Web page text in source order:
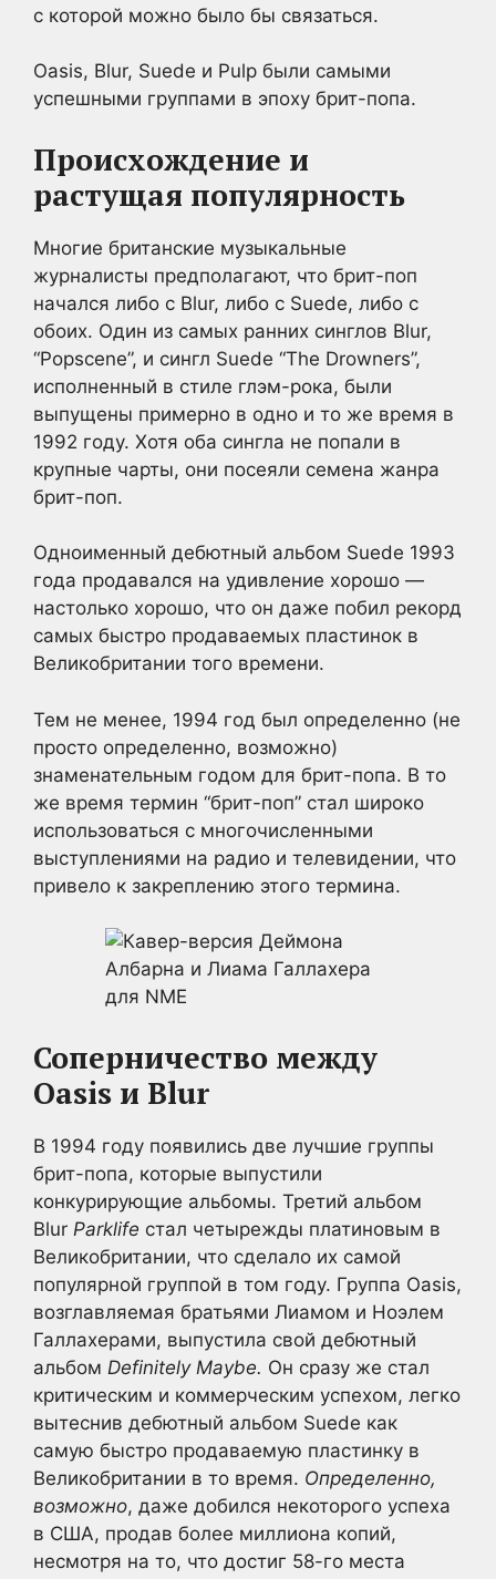
с которой можно было бы связаться.
Oasis, Blur, Suede и Pulp были самыми
успешными группами в эпоху брит-попа.
Происхождение и
растущая популярность
Многие британские музыкальные
журналисты предполагают, что брит-поп
начался либо с Blur, либо с Suede, либо с
обоих. Один из самых ранних синглов Blur,
“Popscene”, и сингл Suede “The Drowners”,
исполненный в стиле глэм-рока, были
выпущены примерно в одно и то же время в
1992 году. Хотя оба сингла не попали в
крупные чарты, они посеяли семена жанра
брит-поп.
Одноименный дебютный альбом Suede 1993
года продавался на удивление хорошо —
настолько хорошо, что он даже побил рекорд
самых быстро продаваемых пластинок в
Великобритании того времени.
Тем не менее, 1994 год был определенно (не
просто определенно, возможно)
знаменательным годом для брит-попа. В то
же время термин “брит-поп” стал широко
использоваться с многочисленными
выступлениями на радио и телевидении, что
привело к закреплению этого термина.
Соперничество между
Oasis и Blur
В 1994 году появились две лучшие группы
брит-попа, которые выпустили
конкурирующие альбомы. Третий альбом
Blur Parklife стал четырежды платиновым в
Великобритании, что сделало их самой
популярной группой в том году. Группа Oasis,
возглавляемая братьями Лиамом и Ноэлем
Галлахерами, выпустила свой дебютный
альбом Definitely Maybe. Он сразу же стал
критическим и коммерческим успехом, легко
вытеснив дебютный альбом Suede как
самую быстро продаваемую пластинку в
Великобритании в то время. Определенно,
возможно, даже добился некоторого успеха
в США, продав более миллиона копий,
несмотря на то, что достиг 58-го места